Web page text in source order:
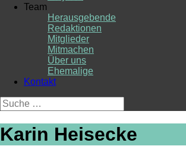
Team
Herausgebende
Redaktionen
Mitglieder
Mitmachen
Über uns
Ehemalige
Kontakt
Suche
nach:
Karin Heisecke